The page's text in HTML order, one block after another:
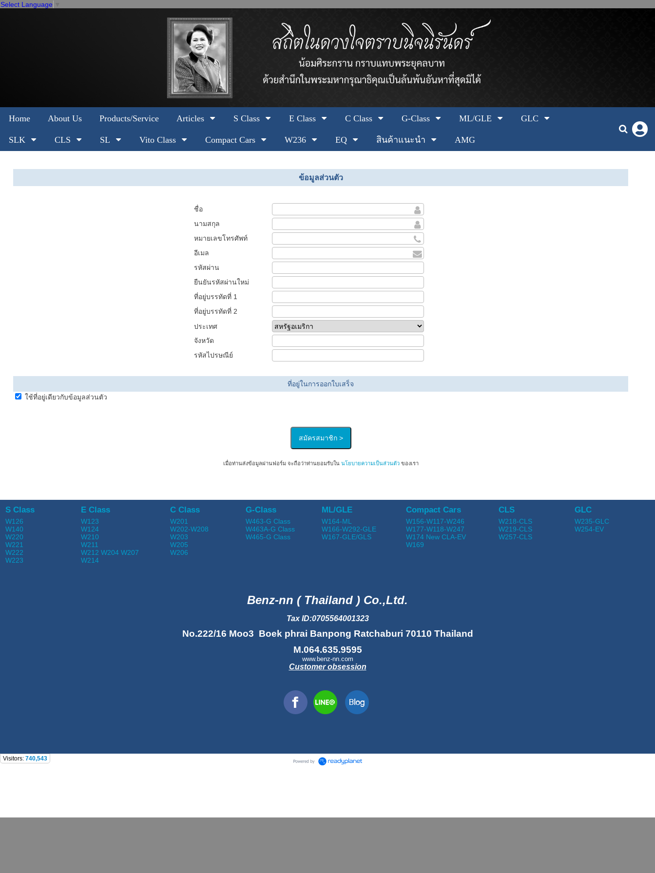
Select Language
Home About Us Products/Service Articles S Class E Class C Class G-Class ML/GLE GLC
SLK CLS SL Vito Class Compact Cars W236 EQ สินค้าแนะนำ AMG
ข้อมูลส่วนตัว
ชื่อ
นามสกุล
หมายเลขโทรศัพท์
อีเมล
รหัสผ่าน
ยืนยันรหัสผ่านใหม่
ที่อยู่บรรทัดที่ 1
ที่อยู่บรรทัดที่ 2
ประเทศ
จังหวัด
รหัสไปรษณีย์
ที่อยู่ในการออกใบเสร็จ
ใช้ที่อยู่เดียวกับข้อมูลส่วนตัว
เมื่อท่านส่งข้อมูลผ่านฟอร์ม จะถือว่าท่านยอมรับใน นโยบายความเป็นส่วนตัวของเรา
S Class
W126
W140
W220
W221
W222
W223
E Class
W123
W124
W210
W211
W212 W204 W207
W214
C Class
W201
W202-W208
W203
W205
W206
G-Class
W463-G Class
W463A-G Class
W465-G Class
ML/GLE
W164-ML
W166-W292-GLE
W167-GLE/GLS
Compact Cars
W156-W117-W246
W177-W118-W247
W174 New CLA-EV
W169
CLS
W218-CLS
W219-CLS
W257-CLS
GLC
W235-GLC
W254-EV
Benz-nn ( Thailand ) Co.,Ltd.
Tax ID:0705564001323
No.222/16 Moo3 Boek phrai Banpong Ratchaburi 70110 Thailand
M.064.635.9595
www.benz-nn.com
Customer obsession
Visitors: 740,543